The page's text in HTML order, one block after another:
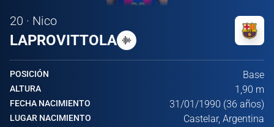
20 · Nico
LAPROVITTOLA
POSICIÓN Base
ALTURA 1,90 m
FECHA NACIMIENTO 31/01/1990 (36 años)
LUGAR NACIMIENTO Castelar, Argentina